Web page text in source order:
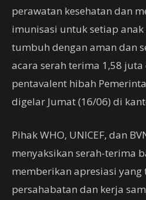
perawatan kesehatan dan
imunisasi untuk setiap
tumbuh dengan aman dan
acara serah terima 1,58 juta
pentavalent hibah
digelar Jumat (16/06) di
Pihak WHO, UNICEF, dan
menyaksikan serah-terima
memberikan apresiasi
persahabatan dan kerja